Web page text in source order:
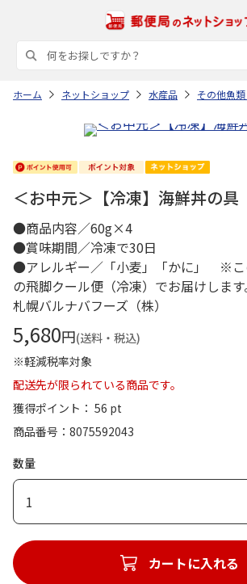
ホーム ネットショップ 水産品 その他魚類
＜お中元＞【冷凍】海鮮丼の具
●商品内容／60g×4
●賞味期間／冷凍で30日
●アレルギー／「小麦」「かに」 ※こ
の飛脚クール便（冷凍）でお届けしま
札幌バルナバフーズ（株）
5,680円(送料・税込)
※軽減税率対象
配送先が限られている商品です。
獲得ポイント： 56 pt
商品番号
8075592043
数量
1
カートに入れる